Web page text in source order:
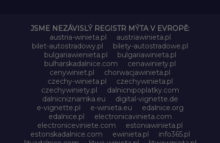
JSME NEZÁVISLÝ REGISTR MÝTA V EVROPĚ:
austria-winieta.pl
austriawinieta.pl
bilet-autostradowy.pl
bilety-autostradowe.pl
bulgariawienieta.pl
bulgariawinieta.pl
bulharskadalnice.com
cenawiniety.pl
cenywiniet.pl
chorwacjawinieta.pl
czechy-winieta.pl
czechywinieta.pl
czechywiniety.pl
dalnicnipoplatky.com
dalnicniznamka.eu
digital-vignette.de
e-vignette.pl
e-winieta.eu
edalnice.org
edalnice.pl
electronicavinieta.com
electroniceviniete.com
estoniawinieta.pl
estonskadalnice.com
ewinieta.pl
info365.pl